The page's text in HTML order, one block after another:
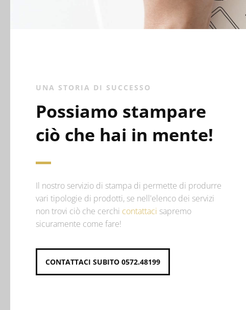
UNA STORIA DI SUCCESSO
Possiamo stampare
ciò che hai in mente!
Il nostro servizio di stampa di permette di produrre
vari tipologie di prodotti, se nell'elenco dei servizi
non trovi ciò che cerchi contattaci sapremo
sicuramente come fare!
CONTATTACI SUBITO 0572.48199